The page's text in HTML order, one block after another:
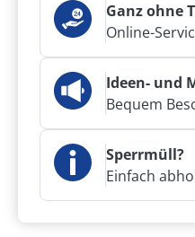
Ganz ohne
Online-
Ideen- und
Bequem
Sperrmüll?
Einfach